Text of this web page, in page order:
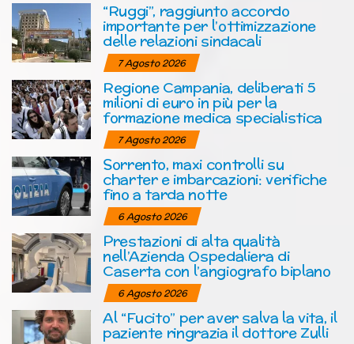
“Ruggi”, raggiunto accordo
importante per l’ottimizzazione
delle relazioni sindacali
7 Agosto 2026
Regione Campania, deliberati 5
milioni di euro in più per la
formazione medica specialistica
7 Agosto 2026
Sorrento, maxi controlli su
charter e imbarcazioni: verifiche
fino a tarda notte
6 Agosto 2026
Prestazioni di alta qualità
nell’Azienda Ospedaliera di
Caserta con l’angiografo biplano
6 Agosto 2026
Al “Fucito” per aver salva la vita, il
paziente ringrazia il dottore Zulli